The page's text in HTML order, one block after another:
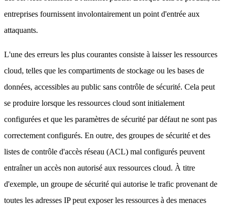
entreprises fournissent involontairement un point d'entrée aux
attaquants.
L'une des erreurs les plus courantes consiste à laisser les ressources
cloud, telles que les compartiments de stockage ou les bases de
données, accessibles au public sans contrôle de sécurité. Cela peut
se produire lorsque les ressources cloud sont initialement
configurées et que les paramètres de sécurité par défaut ne sont pas
correctement configurés. En outre, des groupes de sécurité et des
listes de contrôle d'accès réseau (ACL) mal configurés peuvent
entraîner un accès non autorisé aux ressources cloud. À titre
d'exemple, un groupe de sécurité qui autorise le trafic provenant de
toutes les adresses IP peut exposer les ressources à des menaces